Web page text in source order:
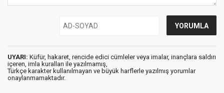
UYARI: Küfür, hakaret, rencide edici cümleler veya imalar, inançlara saldırı
içeren, imla kuralları ile yazılmamış,
Türkçe karakter kullanılmayan ve büyük harflerle yazılmış yorumlar
onaylanmamaktadır.